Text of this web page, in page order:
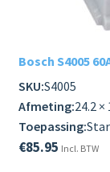
Bosch S4005
SKU:S4005
Afmeting:24.2 ×
Toepassing:
€85.95 Incl. BTW